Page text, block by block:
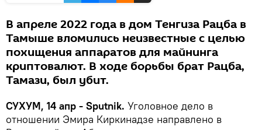
В апреле 2022 года в дом Тенгиза Рацба в
Тамыше вломились неизвестные с целью
похищения аппаратов для майнинга
криптовалют. В ходе борьбы брат Рацба,
Тамази, был убит.
СУХУМ, 14 апр - Sputnik. Уголовное дело в
отношении Эмира Киркинадзе направлено в